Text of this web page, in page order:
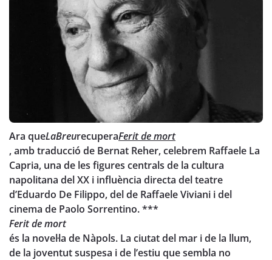
Ara queLaBreurecuperaFerit de mort
, amb traducció de Bernat Reher, celebrem Raffaele La
Capria, una de les figures centrals de la cultura
napolitana del XX i influència directa del teatre
d’Eduardo De Filippo, del de Raffaele Viviani i del
cinema de Paolo Sorrentino. ***
Ferit de mort
és la novel·la de Nàpols. La ciutat del mar i de la llum,
de la joventut suspesa i de l’estiu que sembla no